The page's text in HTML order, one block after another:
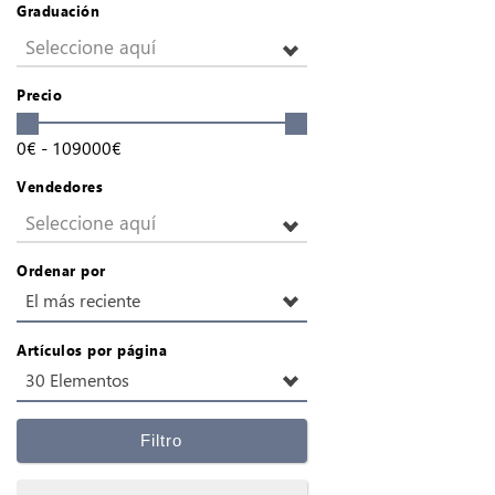
Graduación
Seleccione aquí
Precio
0€ - 109000€
Vendedores
Seleccione aquí
Ordenar por
El más reciente
Artículos por página
30 Elementos
Filtro